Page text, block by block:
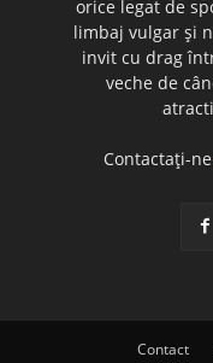
orice legat de
limbaj vulgar şi
invit cu drag
veche de
Contactați-
Contact